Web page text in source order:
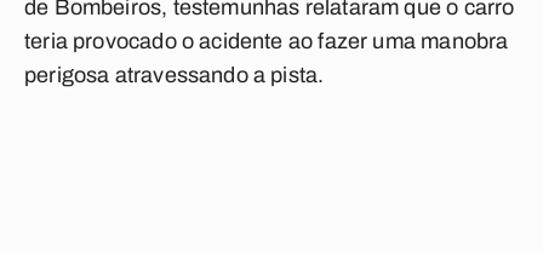
de Bombeiros, testemunhas relataram que o carro
teria provocado o acidente ao fazer uma manobra
perigosa atravessando a pista.